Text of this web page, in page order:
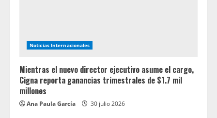
Noticias Internacionales
Mientras el nuevo director ejecutivo asume el cargo,
Cigna reporta ganancias trimestrales de $1.7 mil
millones
Ana Paula García 30 julio 2026